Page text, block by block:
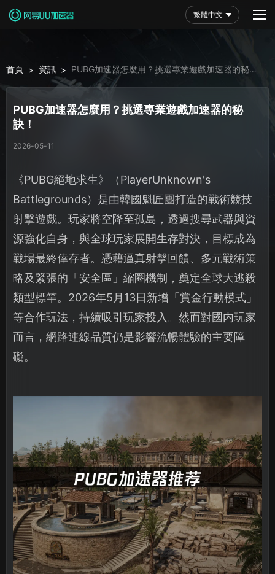
繁體中文
首頁 > 資訊 > PUBG加速器怎麼用？挑選專業遊戲加速器的秘
訣！
PUBG加速器怎麼用？挑選專業遊戲加速器的秘
訣！
2026-05-11
《PUBG絕地求生》（PlayerUnknown's
Battlegrounds）是由韓國魁匠團打造的戰術競技
射擊遊戲。玩家將空降至孤島，透過搜尋武器與資
源強化自身，與全球玩家展開生存對決，目標成為
戰場最終倖存者。憑藉逼真射擊回饋、多元戰術策
略及緊張的「安全區」縮圈機制，奠定全球大逃殺
類型標竿。2026年5月13日新增「賞金行動模式」
等合作玩法，持續吸引玩家投入。然而對國内玩家
而言，網路連線品質仍是影響流暢體驗的主要障
礙。